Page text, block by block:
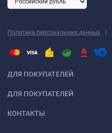
Политика персональных данных |
ДЛЯ ПОКУПАТЕЛЕЙ
ДЛЯ ПОКУПАТЕЛЕЙ
КОНТАКТЫ